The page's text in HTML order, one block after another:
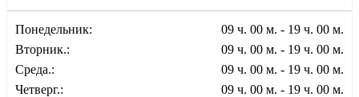
Понедельник:
09 ч. 00 м. - 19 ч. 00 м.
Вторник.:
09 ч. 00 м. - 19 ч. 00 м.
Среда.:
09 ч. 00 м. - 19 ч. 00 м.
Четверг.:
09 ч. 00 м. - 19 ч. 00 м.